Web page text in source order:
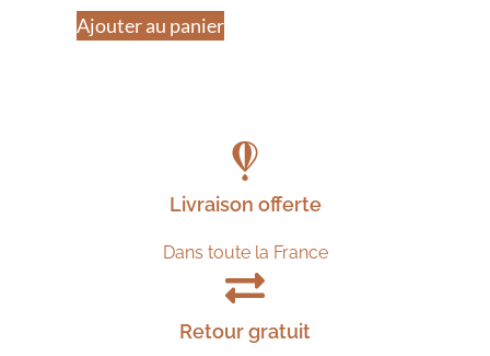
Ajouter au panier
Livraison offerte
Dans toute la France
Retour gratuit